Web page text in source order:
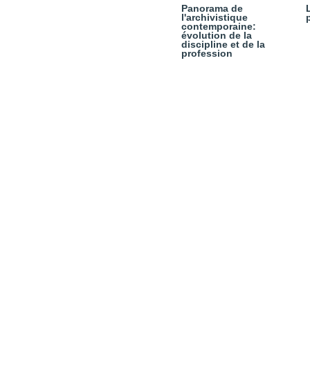
Panorama de
l'archivistique
contemporaine:
évolution de la
discipline et de la
profession